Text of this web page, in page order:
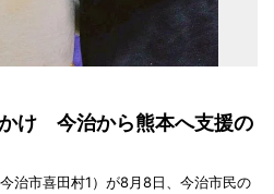
け 今治から熊本へ支援の
治市喜田村1）が8月8日、今治市民の